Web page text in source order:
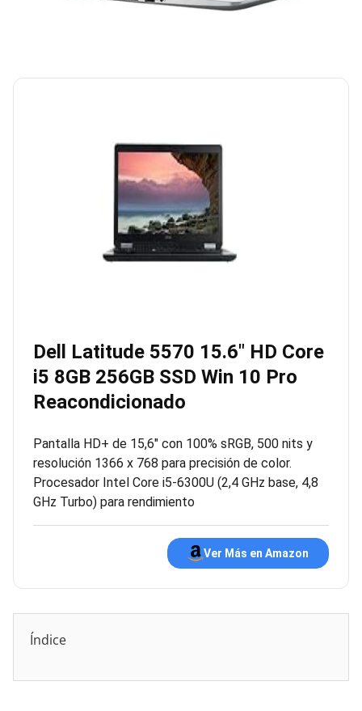
Dell Latitude 5570 15.6″ HD Core
i5 8GB 256GB SSD Win 10 Pro
Reacondicionado
Pantalla HD+ de 15,6″ con 100% sRGB, 500 nits y
resolución 1366 x 768 para precisión de color.
Procesador Intel Core i5-6300U (2,4 GHz base, 4,8
GHz Turbo) para rendimiento
Ver Más en Amazon
Índice